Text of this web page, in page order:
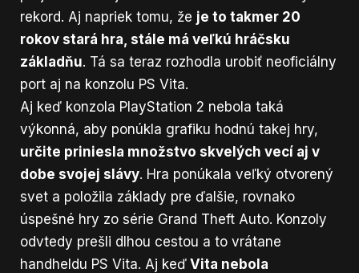
rekord. Aj napriek tomu, že je to takmer 20
rokov stará hra, stále má veľkú hráčsku
základňu. Tá sa teraz rozhodla urobiť neoficiálny
port aj na konzolu PS Vita.
Aj keď konzola PlayStation 2 nebola taká
výkonná, aby ponúkla grafiku hodnú takej hry,
určite priniesla množstvo skvelých vecí aj v
dobe svojej slávy. Hra ponúkala veľký otvorený
svet a položila základy pre ďalšie, rovnako
úspešné hry zo série Grand Theft Auto. Konzoly
odvtedy prešli dlhou cestou a to vrátane
handheldu PS Vita. Aj keď Vita nebola